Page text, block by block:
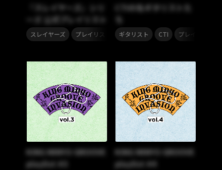
『スレイヤーズ』シリ
ーズ 公式プレイリスト
スレイヤーズ プレイリスト
CTIの名ギタリストた
ち
ギタリスト CTI プレイリスト
KING MINYO GROOVE
playlist #3
KING MINYO GROOVE
playlist #4